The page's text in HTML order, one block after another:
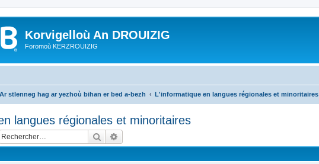
Korvigelloù An DROUIZIG
Foromoù KERZROUIZIG
Ar stlenneg hag ar yezhoù bihan er bed a-bezh L'informatique en langues régionales et minoritaires
langues régionales et minoritaires
Rechercher